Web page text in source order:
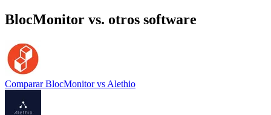
BlocMonitor vs. otros software
Comparar BlocMonitorvs Alethio